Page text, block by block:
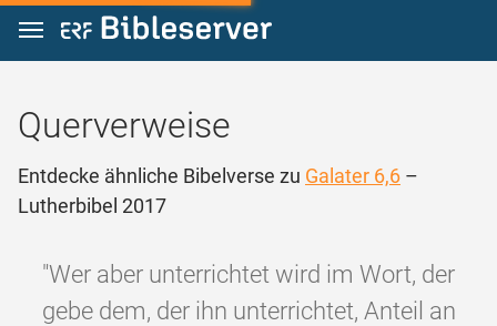
Zum Inhalt springen
Querverweise
Entdecke ähnliche Bibelverse zu Galater 6,6 –
Lutherbibel 2017
"Wer aber unterrichtet wird im Wort, der
gebe dem, der ihn unterrichtet, Anteil an